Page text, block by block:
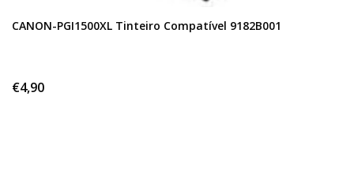
CANON-PGI1500XL Tinteiro Compatível 9182B001
€4,90